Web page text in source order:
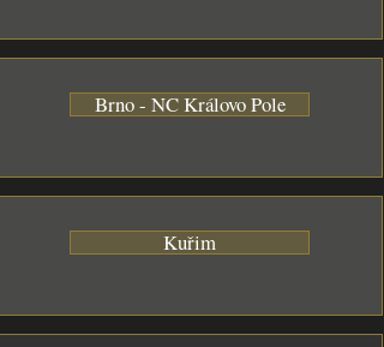
Brno - NC Královo Pole
Kuřim